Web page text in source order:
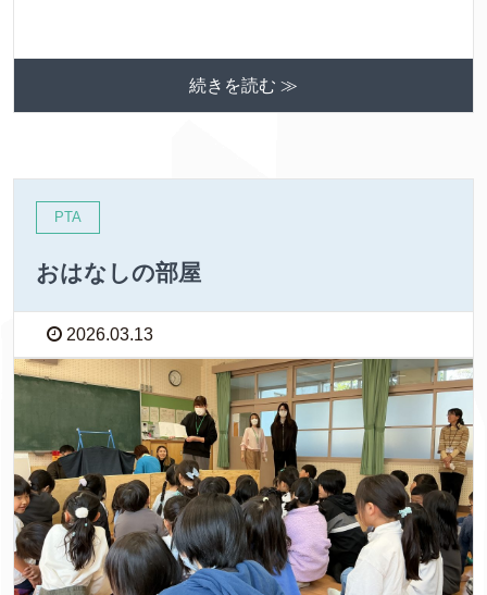
続きを読む ≫
PTA
おはなしの部屋
2026.03.13